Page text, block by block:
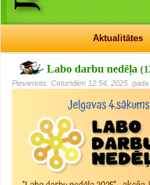
Aktualitātes
Labo darbu nedēļa
Pievienots: Ceturtdien 12:54, 2025.